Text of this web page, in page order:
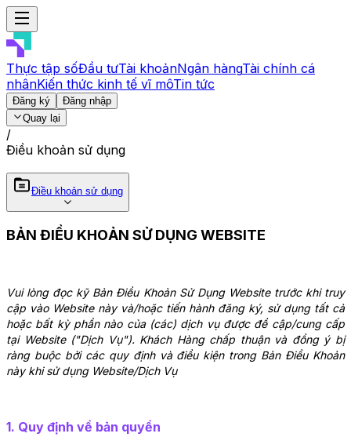
Thực tập sốĐầu tưTài khoảnNgân hàngTài chính cá
nhânKiến thức kinh tế vĩ môTin tức
Đăng ký
Đăng nhập
Quay lại
/
Điều khoản sử dụng
Điều khoản sử dụng
BẢN ĐIỀU KHOẢN SỬ DỤNG WEBSITE
Vui lòng đọc kỹ Bản Điều Khoản Sử Dụng Website trước khi truy
cập vào Website này và/hoặc tiến hành đăng ký, sử dụng tất cả
hoặc bất kỳ phần nào của (các) dịch vụ được đề cập/cung cấp
tại Website ("Dịch Vụ"). Khách Hàng chấp thuận và đồng ý bị
ràng buộc bởi các quy định và điều kiện trong Bản Điều Khoản
này khi sử dụng Website/Dịch Vụ
1. Quy định về bản quyền